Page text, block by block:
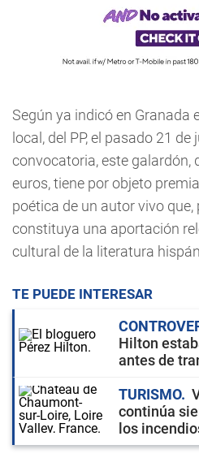
Según ya indicó en Granada
local, del PP, el pasado 21
convocatoria, este galardón,
euros, tiene por objeto
poética de un autor vivo
constituya una aportación
cultural de la literatura
TE PUEDE INTERESAR
Hilton
antes de
TURISMO
continúa
los